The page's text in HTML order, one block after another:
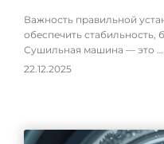
Важность правильной
обеспечить стабильность,
Сушильная машина — это …
22.12.2025